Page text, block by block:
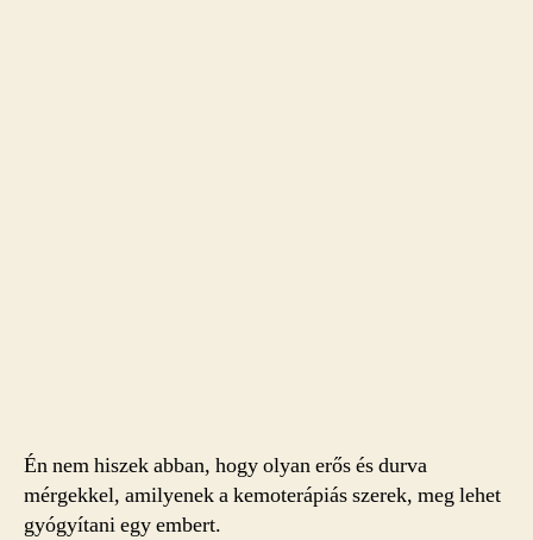
Én nem hiszek abban, hogy olyan erős és durva
mérgekkel, amilyenek a kemoterápiás szerek, meg lehet
gyógyítani egy embert.